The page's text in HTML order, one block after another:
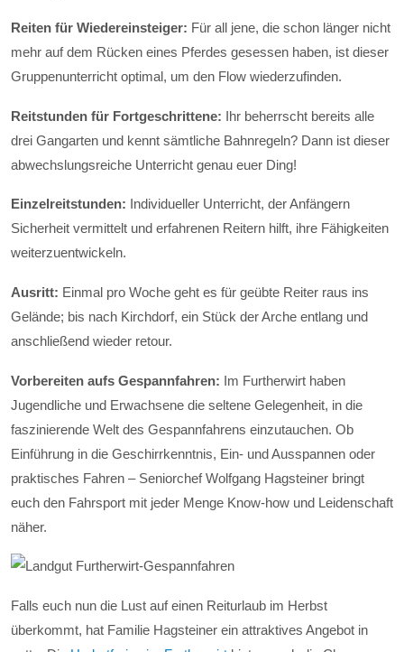
Reiten für Wiedereinsteiger: Für all jene, die schon länger nicht
mehr auf dem Rücken eines Pferdes gesessen haben, ist dieser
Gruppenunterricht optimal, um den Flow wiederzufinden.
Reitstunden für Fortgeschrittene: Ihr beherrscht bereits alle
drei Gangarten und kennt sämtliche Bahnregeln? Dann ist dieser
abwechslungsreiche Unterricht genau euer Ding!
Einzelreitstunden: Individueller Unterricht, der Anfängern
Sicherheit vermittelt und erfahrenen Reitern hilft, ihre Fähigkeiten
weiterzuentwickeln.
Ausritt: Einmal pro Woche geht es für geübte Reiter raus ins
Gelände; bis nach Kirchdorf, ein Stück der Arche entlang und
anschließend wieder retour.
Vorbereiten aufs Gespannfahren: Im Furtherwirt haben
Jugendliche und Erwachsene die seltene Gelegenheit, in die
faszinierende Welt des Gespannfahrens einzutauchen. Ob
Einführung in die Geschirrkenntnis, Ein- und Ausspannen oder
praktisches Fahren – Seniorchef Wolfgang Hagsteiner bringt
euch den Fahrsport mit jeder Menge Know-how und Leidenschaft
näher.
Falls euch nun die Lust auf einen Reiturlaub im Herbst
überkommt, hat Familie Hagsteiner ein attraktives Angebot in